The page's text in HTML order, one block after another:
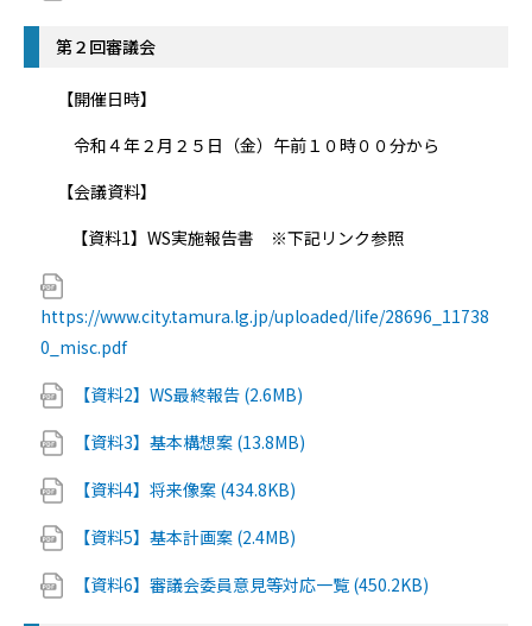
第２回審議会
【開催日時】
令和４年２月２５日（金）午前１０時００分から
【会議資料】
【資料1】WS実施報告書 ※下記リンク参照
https://www.city.tamura.lg.jp/uploaded/life/28696_11738
0_misc.pdf
【資料2】WS最終報告 (2.6MB)
【資料3】基本構想案 (13.8MB)
【資料4】将来像案 (434.8KB)
【資料5】基本計画案 (2.4MB)
【資料6】審議会委員意見等対応一覧 (450.2KB)